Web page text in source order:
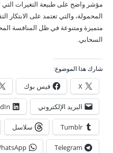
مؤشر واضح على طبيعة التغيرات التي
المحمولة، والتي تعتمد على الابتكار
متميزة ومتنوعة في ظل المنافسة
السحابي.
شارك هذا الموضوع:
X فيس بوك
البريد الإلكتروني
Tumblr سلاسل
Telegram